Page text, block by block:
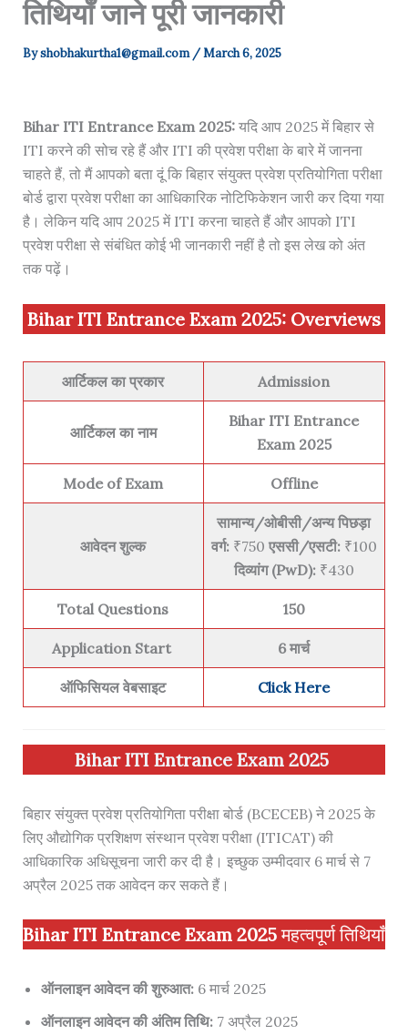
तिथियाँ जाने पूरी जानकारी
Byshobhakurtha1@gmail.com /March 6, 2025
Bihar ITI Entrance Exam 2025: यदि आप 2025 में बिहार से
ITI करने की सोच रहे हैं और ITI की प्रवेश परीक्षा के बारे में जानना
चाहते हैं, तो मैं आपको बता दूं कि बिहार संयुक्त प्रवेश प्रतियोगिता परीक्षा
बोर्ड द्वारा प्रवेश परीक्षा का आधिकारिक नोटिफिकेशन जारी कर दिया गया
है। लेकिन यदि आप 2025 में ITI करना चाहते हैं और आपको ITI
प्रवेश परीक्षा से संबंधित कोई भी जानकारी नहीं है तो इस लेख को अंत
तक पढ़ें।
Bihar ITI Entrance Exam 2025: Overviews
आर्टिकल का प्रकार Admission
आर्टिकल का नाम
Bihar ITI Entrance
Exam 2025
Mode of Exam Offline
आवेदन शुल्क
सामान्य/ओबीसी/अन्य पिछड़ा
वर्ग:₹750 एससी/एसटी:₹100
दिव्यांग (PwD):₹430
Total Questions 150
Application Start 6 मार्च
ऑफिसियल वेबसाइट Click Here
Bihar ITI Entrance Exam 2025
बिहार संयुक्त प्रवेश प्रतियोगिता परीक्षा बोर्ड (BCECEB) ने 2025 के
लिए औद्योगिक प्रशिक्षण संस्थान प्रवेश परीक्षा (ITICAT) की
आधिकारिक अधिसूचना जारी कर दी है। इच्छुक उम्मीदवार 6 मार्च से 7
अप्रैल 2025 तक आवेदन कर सकते हैं।
Bihar ITI Entrance Exam 2025महत्वपूर्ण तिथियाँ
ऑनलाइन आवेदन की शुरुआत:6 मार्च 2025
ऑनलाइन आवेदन की अंतिम तिथि:7 अप्रैल 2025